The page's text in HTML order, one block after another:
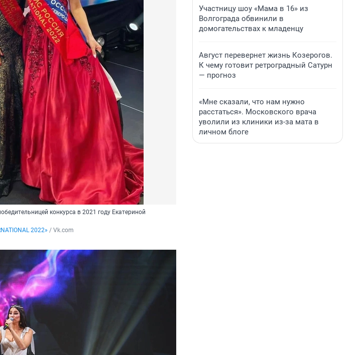
конкурса в 2021 году Екатериной
2022» / Vk.com
Участницу шоу «Мама в 16» из
Волгограда обвинили в
домогательствах к младенцу
Август перевернет жизнь Козерогов.
К чему готовит ретроградный Сатурн
— прогноз
«Мне сказали, что нам нужно
расстаться». Московского врача
уволили из клиники из-за мата в
личном блоге